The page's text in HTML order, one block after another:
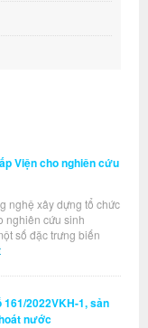
Viện cho nghiên cứu
nghệ xây dựng tổ chức
nghiên cứu sinh
số đặc trưng biến
2022VKH-1, sản
nước